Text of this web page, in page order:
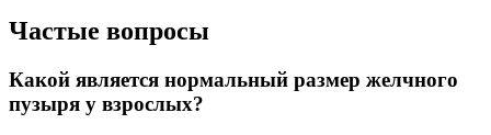
Частые вопросы
Какой является нормальный размер желчного
пузыря у взрослых?